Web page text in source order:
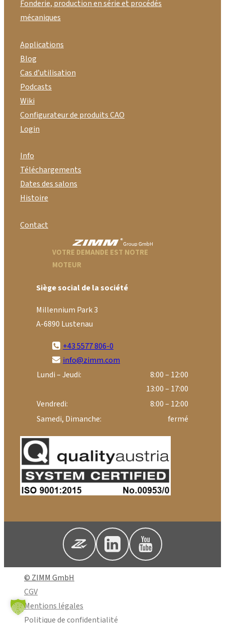
Fonderie, production en série et procédés
mécaniques
Applications
Blog
Cas d’utilisation
Podcasts
Wiki
Configurateur de produits CAO
Login
Info
Téléchargements
Dates des salons
Histoire
Contact
VOTRE DEMANDE EST NOTRE
MOTEUR
Siège social de la société
Millennium Park 3
A-6890 Lustenau
+43 5577 806-0
info@zimm.com
Lundi – Jeudi:
8:00 – 12:00
13:00 – 17:00
Vendredi:
8:00 – 12:00
Samedi, Dimanche:
fermé
© ZIMM GmbH
CGV
Mentions légales
Politique de confidentialité